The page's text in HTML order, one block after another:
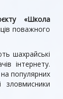
«Школа
поважного
шахрайські
інтернету.
популярних